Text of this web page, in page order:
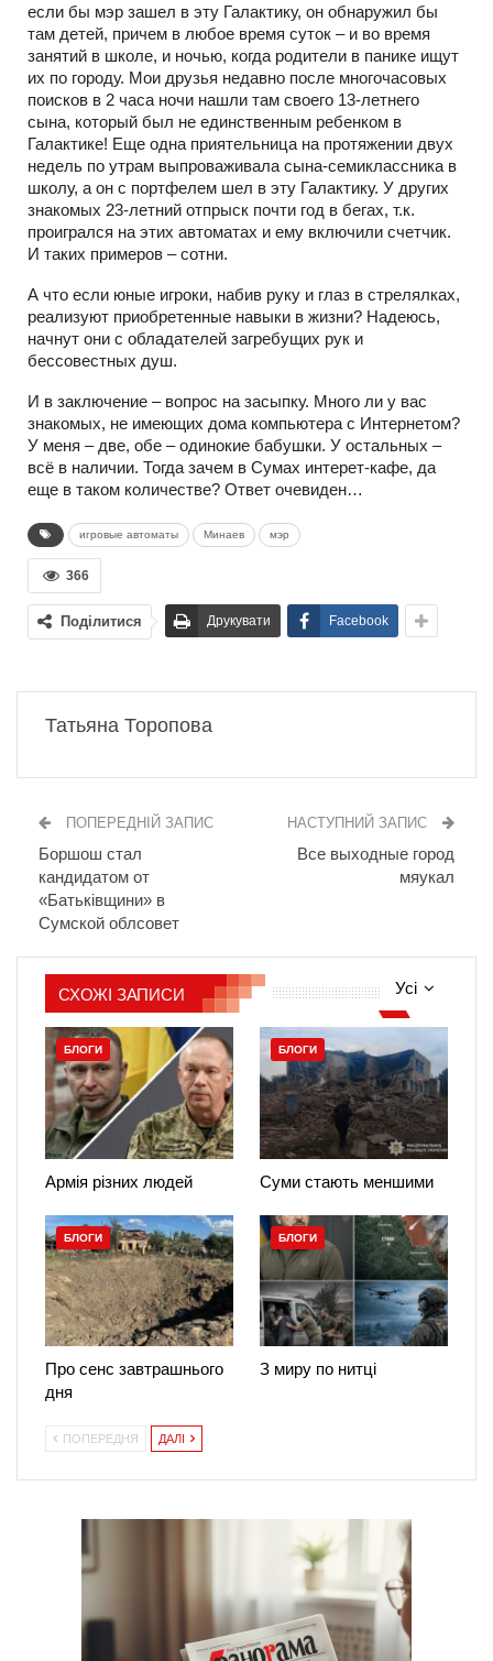
если бы мэр зашел в эту Галактику, он обнаружил бы
там детей, причем в любое время суток – и во время
занятий в школе, и ночью, когда родители в панике ищут
их по городу. Мои друзья недавно после многочасовых
поисков в 2 часа ночи нашли там своего 13-летнего
сына, который был не единственным ребенком в
Галактике! Еще одна приятельница на протяжении двух
недель по утрам выпроваживала сына-семиклассника в
школу, а он с портфелем шел в эту Галактику. У других
знакомых 23-летний отпрыск почти год в бегах, т.к.
проигрался на этих автоматах и ему включили счетчик.
И таких примеров – сотни.
А что если юные игроки, набив руку и глаз в стрелялках,
реализуют приобретенные навыки в жизни? Надеюсь,
начнут они с обладателей загребущих рук и
бессовестных душ.
И в заключение – вопрос на засыпку. Много ли у вас
знакомых, не имеющих дома компьютера с Интернетом?
У меня – две, обе – одинокие бабушки. У остальных –
всё в наличии. Тогда зачем в Сумах интерет-кафе, да
еще в таком количестве? Ответ очевиден…
игровые автоматы Минаев мэр
366
Поділитися Друкувати Facebook
Татьяна Торопова
ПОПЕРЕДНІЙ ЗАПИС
Боршош стал
кандидатом от
«Батьківщини» в
Сумской облсовет
НАСТУПНИЙ ЗАПИС
Все выходные город
мяукал
Усі
СХОЖІ ЗАПИСИ
БЛОГИ
Армія різних людей
БЛОГИ
Суми стають меншими
БЛОГИ
Про сенс завтрашнього
дня
БЛОГИ
З миру по нитці
ПОПЕРЕДНЯ ДАЛІ